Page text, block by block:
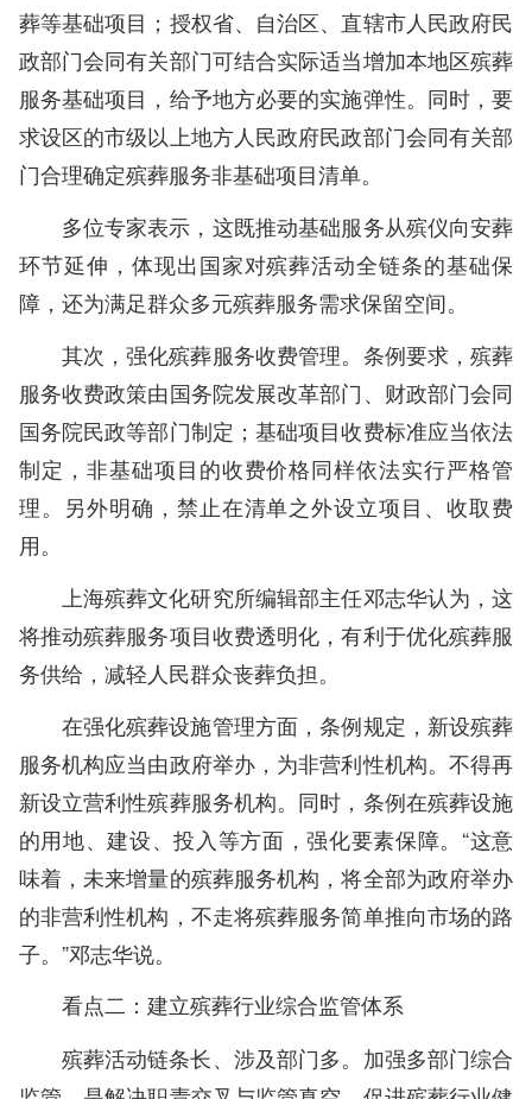
葬等基础项目；授权省、自治区、直辖市人民政府民
政部门会同有关部门可结合实际适当增加本地区殡葬
服务基础项目，给予地方必要的实施弹性。同时，要
求设区的市级以上地方人民政府民政部门会同有关部
门合理确定殡葬服务非基础项目清单。
多位专家表示，这既推动基础服务从殡仪向安葬
环节延伸，体现出国家对殡葬活动全链条的基础保
障，还为满足群众多元殡葬服务需求保留空间。
其次，强化殡葬服务收费管理。条例要求，殡葬
服务收费政策由国务院发展改革部门、财政部门会同
国务院民政等部门制定；基础项目收费标准应当依法
制定，非基础项目的收费价格同样依法实行严格管
理。另外明确，禁止在清单之外设立项目、收取费
用。
上海殡葬文化研究所编辑部主任邓志华认为，这
将推动殡葬服务项目收费透明化，有利于优化殡葬服
务供给，减轻人民群众丧葬负担。
在强化殡葬设施管理方面，条例规定，新设殡葬
服务机构应当由政府举办，为非营利性机构。不得再
新设立营利性殡葬服务机构。同时，条例在殡葬设施
的用地、建设、投入等方面，强化要素保障。“这意
味着，未来增量的殡葬服务机构，将全部为政府举办
的非营利性机构，不走将殡葬服务简单推向市场的路
子。”邓志华说。
看点二：建立殡葬行业综合监管体系
殡葬活动链条长、涉及部门多。加强多部门综合